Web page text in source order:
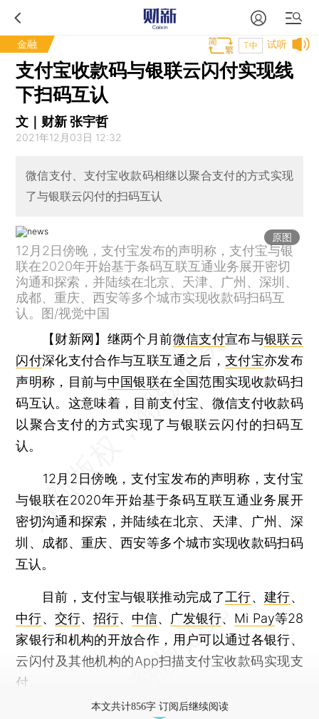
金融 试听
T中
支付宝收款码与银联云闪付实现线
下扫码互认
文｜财新 张宇哲
2021年12月03日 12:32
微信支付、支付宝收款码相继以聚合支付的方式实现
了与银联云闪付的扫码互认
原图
12月2日傍晚，支付宝发布的声明称，支付宝与银
联在2020年开始基于条码互联互通业务展开密切
沟通和探索，并陆续在北京、天津、广州、深圳、
成都、重庆、西安等多个城市实现收款码扫码互
认。图/视觉中国
【财新网】 继两个月前微信支付宣布与银联云
闪付深化支付合作与互联互通之后， 支付宝亦发布
声明称，目前与中国银联在全国范围实现收款码扫
码互认。这意味着，目前支付宝、微信支付收款码
以聚合支付的方式实现了与银联云闪付的扫码互
认。
12月2日傍晚，支付宝发布的声明称，支付宝
与银联在2020年开始基于条码互联互通业务展开
密切沟通和探索，并陆续在北京、天津、广州、深
圳、成都、重庆、西安等多个城市实现收款码扫码
互认。
目前，支付宝与银联推动完成了工行、 建行、
中行、 交行、 招行、 中信、 广发银行、 Mi Pay等28
家银行和机构的开放合作，用户可以通过各银行、
云闪付及其他机构的App扫描支付宝收款码实现支
付。
本文共计856字 订阅后继续阅读